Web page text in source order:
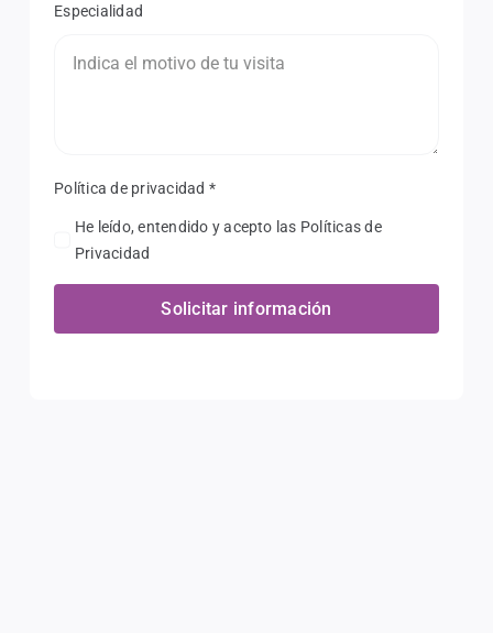
Especialidad
Política de privacidad *
He leído, entendido y acepto las Políticas de
Privacidad
Solicitar información